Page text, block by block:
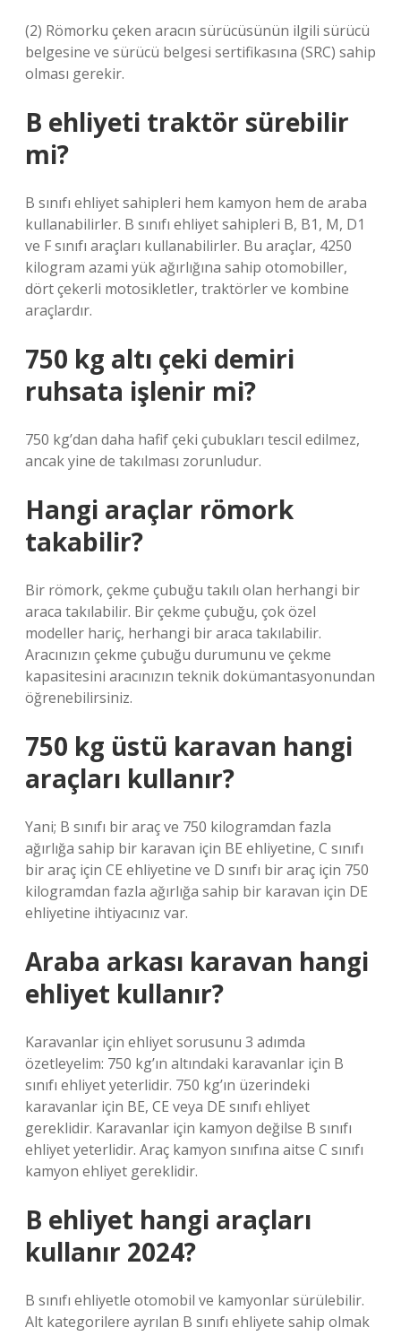
(2) Römorku çeken aracın sürücüsünün ilgili sürücü
belgesine ve sürücü belgesi sertifikasına (SRC) sahip
olması gerekir.
B ehliyeti traktör sürebilir
mi?
B sınıfı ehliyet sahipleri hem kamyon hem de araba
kullanabilirler. B sınıfı ehliyet sahipleri B, B1, M, D1
ve F sınıfı araçları kullanabilirler. Bu araçlar, 4250
kilogram azami yük ağırlığına sahip otomobiller,
dört çekerli motosikletler, traktörler ve kombine
araçlardır.
750 kg altı çeki demiri
ruhsata işlenir mi?
750 kg’dan daha hafif çeki çubukları tescil edilmez,
ancak yine de takılması zorunludur.
Hangi araçlar römork
takabilir?
Bir römork, çekme çubuğu takılı olan herhangi bir
araca takılabilir. Bir çekme çubuğu, çok özel
modeller hariç, herhangi bir araca takılabilir.
Aracınızın çekme çubuğu durumunu ve çekme
kapasitesini aracınızın teknik dokümantasyonundan
öğrenebilirsiniz.
750 kg üstü karavan hangi
araçları kullanır?
Yani; B sınıfı bir araç ve 750 kilogramdan fazla
ağırlığa sahip bir karavan için BE ehliyetine, C sınıfı
bir araç için CE ehliyetine ve D sınıfı bir araç için 750
kilogramdan fazla ağırlığa sahip bir karavan için DE
ehliyetine ihtiyacınız var.
Araba arkası karavan hangi
ehliyet kullanır?
Karavanlar için ehliyet sorusunu 3 adımda
özetleyelim: 750 kg’ın altındaki karavanlar için B
sınıfı ehliyet yeterlidir. 750 kg’ın üzerindeki
karavanlar için BE, CE veya DE sınıfı ehliyet
gereklidir. Karavanlar için kamyon değilse B sınıfı
ehliyet yeterlidir. Araç kamyon sınıfına aitse C sınıfı
kamyon ehliyet gereklidir.
B ehliyet hangi araçları
kullanır 2024?
B sınıfı ehliyetle otomobil ve kamyonlar sürülebilir.
Alt kategorilere ayrılan B sınıfı ehliyete sahip olmak